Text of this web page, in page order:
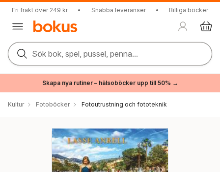
Fri frakt över 249 kr • Snabba leveranser • Billiga böcker
Sök bok, spel, pussel, penna...
Skapa nya rutiner – hälsoböcker upp till 50% →
Kultur Fotoböcker Fotoutrustning och fototeknik